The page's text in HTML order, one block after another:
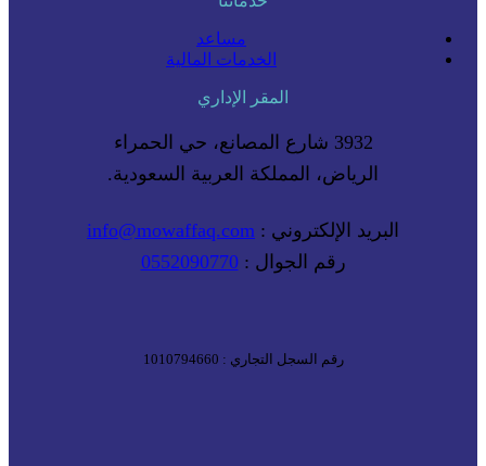
مساعد
الخدمات المالية
المقر الإداري
3932 شارع المصانع، حي الحمراء
الرياض، المملكة العربية السعودية.
البريد الإلكتروني : info@mowaffaq.com
رقم الجوال :0552090770
رقم السجل التجاري : 1010794660